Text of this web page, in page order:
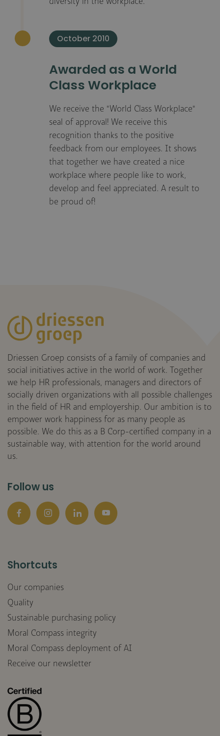
October 2010
Awarded as a World
Class Workplace
We receive the "World Class Workplace"
seal of approval! We receive this
recognition thanks to the positive
feedback from our employees. It shows
that together we have created a nice
workplace where people like to work,
develop and feel appreciated. A result to
be proud of!
Driessen Groep consists of a family of companies and
social initiatives active in the world of work. Together
we help HR professionals, managers and directors of
socially driven organizations with all possible challenges
in the field of HR and employership. Our ambition is to
empower work happiness for as many people as
possible. We do this as a B Corp-certified company in a
sustainable way, with attention for the world around
us.
Follow us
Shortcuts
Our companies
Quality
Sustainable purchasing policy
Moral Compass integrity
Moral Compass deployment of AI
Receive our newsletter